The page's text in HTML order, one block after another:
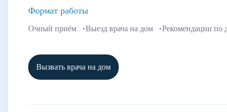
Формат работы
Очный приём Выезд врача на дом Рекомендации по
Вызвать врача на дом